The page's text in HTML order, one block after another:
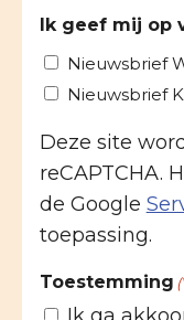
Ik geef mij op
Nieuwsbrief
Nieuwsbrief
Deze site
reCAPTCHA.
de Google
toepassing.
Toestemming